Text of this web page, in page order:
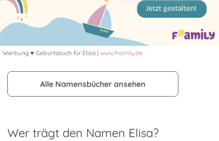
Werbung ♥ Geburtsbuch für Elisa | www.framily.de
Alle Namensbücher ansehen
Wer trägt den Namen Elisa?